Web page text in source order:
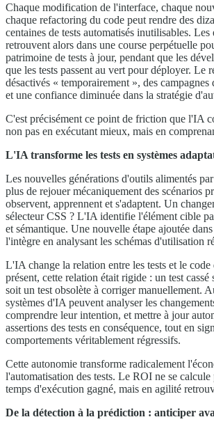
Chaque modification de l'interface, chaque
chaque refactoring du code peut rendre des
centaines de tests automatisés inutilisables.
retrouvent alors dans une course perpétuelle
patrimoine de tests à jour, pendant que les
que les tests passent au vert pour déployer. Le
désactivés « temporairement », des campagnes
et une confiance diminuée dans la stratégie
C'est précisément ce point de friction que l'IA
non pas en exécutant mieux, mais en
L'IA transforme les tests en systèmes
Les nouvelles générations d'outils alimentés
plus de rejouer mécaniquement des scénarios
observent, apprennent et s'adaptent. Un
sélecteur CSS ? L'IA identifie l'élément cible
et sémantique. Une nouvelle étape ajoutée
l'intègre en analysant les schémas d'utilisation
L'IA change la relation entre les tests et le code
présent, cette relation était rigide : un test
soit un test obsolète à corriger manuellement.
systèmes d'IA peuvent analyser les
comprendre leur intention, et mettre à jour
assertions des tests en conséquence, tout en
comportements véritablement régressifs.
Cette autonomie transforme radicalement
l'automatisation des tests. Le ROI ne se
temps d'exécution gagné, mais en agilité
De la détection à la prédiction : anticiper